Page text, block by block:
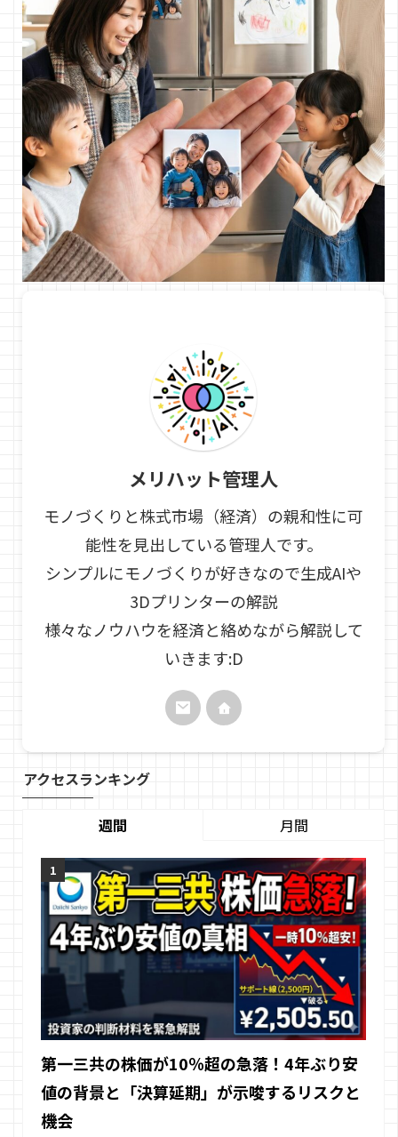
メリハット管理人
モノづくりと株式市場（経済）の親和性に可
能性を見出している管理人です。
シンプルにモノづくりが好きなので生成AIや
3Dプリンターの解説
様々なノウハウを経済と絡めながら解説して
いきます:D
アクセスランキング
週間 月間
第一三共の株価が10％超の急落！4年ぶり安
値の背景と「決算延期」が示唆するリスクと
機会